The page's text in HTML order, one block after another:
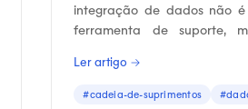
integração de dados não
ferramenta de suporte,
Ler artigo →
#cadeia-de-suprimentos